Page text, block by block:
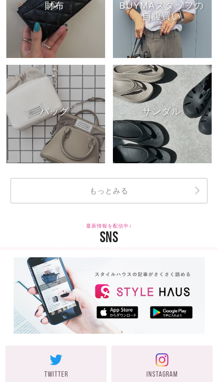
財布
BUYMAスタッフの
自腹買い
バッグ サンダル
もっとみる
最新情報を配信中♪
SNS
TWITTER INSTAGRAM